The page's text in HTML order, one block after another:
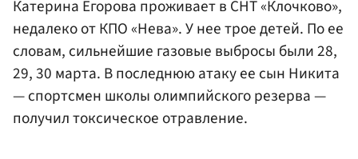
Катерина Егорова проживает в СНТ «Клочково»,
недалеко от КПО «Нева». У нее трое детей. По ее
словам, сильнейшие газовые выбросы были 28,
29, 30 марта. В последнюю атаку ее сын Никита
— спортсмен школы олимпийского резерва —
получил токсическое отравление.